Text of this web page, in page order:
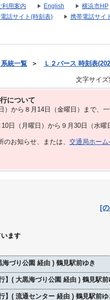
利用案内 English 横浜市HP
話サイト(時刻表) 携帯電話サイ
系統一覧 ＞ Ｌ２バース 時刻表
文字サイズ
について
から８⽉14⽇（金曜日）まで、
日（月曜日）から９月30日（水曜
のお知らせ、または、 交通局ホーム
[
ます
海づり公園 経由 ) 鶴見駅前ゆき
行】( 大黒海づり公園 経由 ) 鶴見駅前
行】( 流通センター 経由 ) 鶴見駅前ゆ